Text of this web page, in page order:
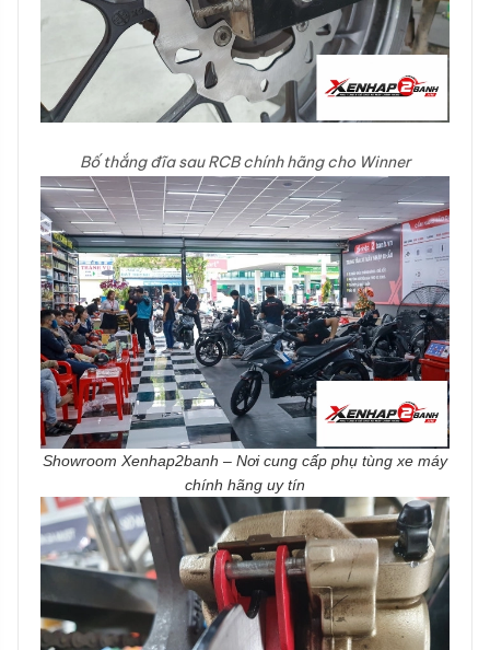
Bố thắng đĩa sau RCB chính hãng cho Winner
Showroom Xenhap2banh – Nơi cung cấp phụ tùng xe máy
chính hãng uy tín